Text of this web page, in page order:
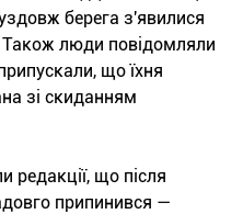
берега з'явилися
Також люди повідомляли
що їхня
зі скиданням
редакції, що після
припинився —